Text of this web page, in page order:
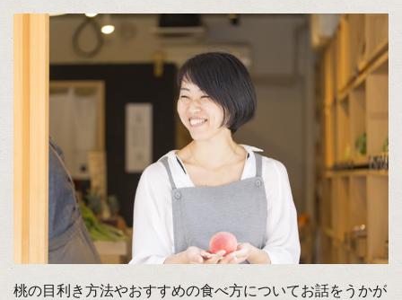
桃の目利き方法やおすすめの食べ方についてお話をうかが